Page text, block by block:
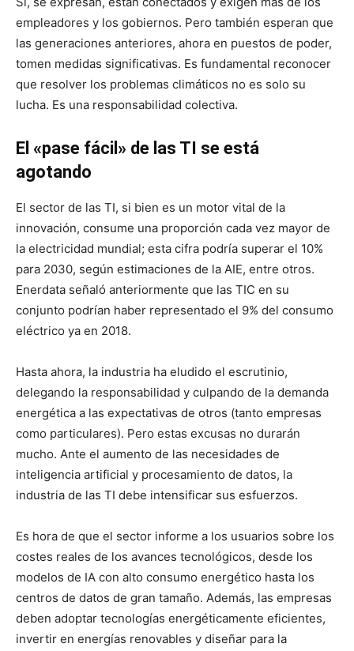
empleadores y los gobiernos. Pero también esperan que
las generaciones anteriores, ahora en puestos de poder,
tomen medidas significativas. Es fundamental reconocer
que resolver los problemas climáticos no es solo su
lucha. Es una responsabilidad colectiva.
El «pase fácil» de las TI se está
agotando
El sector de las TI, si bien es un motor vital de la
innovación, consume una proporción cada vez mayor de
la electricidad mundial; esta cifra podría superar el 10%
para 2030, según estimaciones de la AIE, entre otros.
Enerdata señaló anteriormente que las TIC en su
conjunto podrían haber representado el 9% del consumo
eléctrico ya en 2018.
Hasta ahora, la industria ha eludido el escrutinio,
delegando la responsabilidad y culpando de la demanda
energética a las expectativas de otros (tanto empresas
como particulares). Pero estas excusas no durarán
mucho. Ante el aumento de las necesidades de
inteligencia artificial y procesamiento de datos, la
industria de las TI debe intensificar sus esfuerzos.
Es hora de que el sector informe a los usuarios sobre los
costes reales de los avances tecnológicos, desde los
modelos de IA con alto consumo energético hasta los
centros de datos de gran tamaño. Además, las empresas
deben adoptar tecnologías energéticamente eficientes,
invertir en energías renovables y diseñar para la